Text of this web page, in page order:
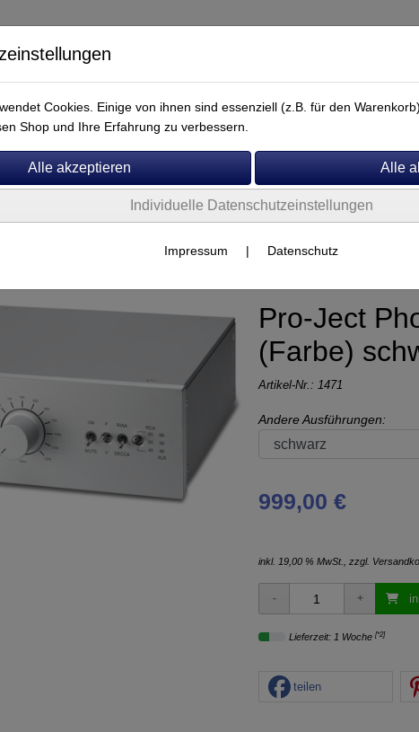
Pro-Ject
(Farbe)
Artikel-Nr.: 1471
Andere Ausführungen:
999,00 €
inkl. 19,00 % MwSt., zzgl.
Lieferzeit: 1 Woche [*2]
teilen
Cookies. Einige von ihnen sind essenziell (z.B. für den
Shop und Ihre Erfahrung zu verbessern.
Individuelle Datenschutzeinstellungen
Impressum | Datenschutz